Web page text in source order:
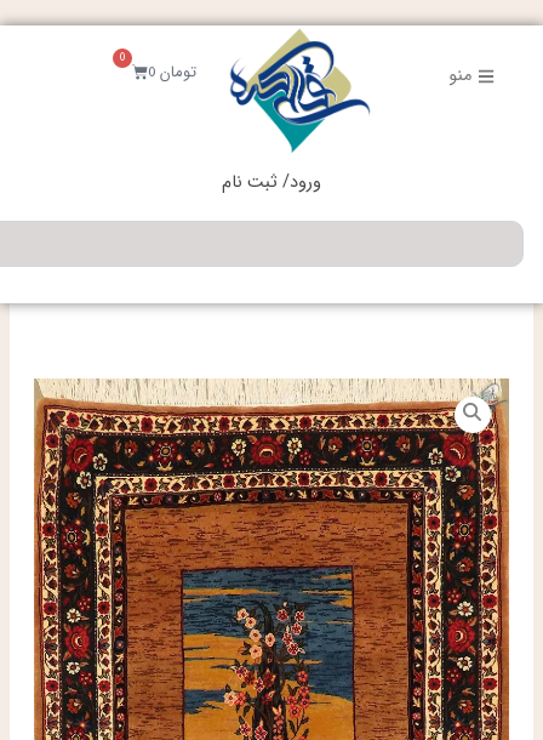
رفتن
منو تومان0
0
سبد
خرید
ورود/ ثبت نام
جستجو